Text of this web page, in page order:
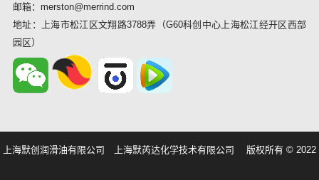
邮箱：merston@merrind.com
地址：上海市松江区文翔路3788弄（G60科创中心上海松江经开区西部
园区）
上海默创润滑油有限公司 上海默芮达化学技术有限公司 版权所有 © 2022